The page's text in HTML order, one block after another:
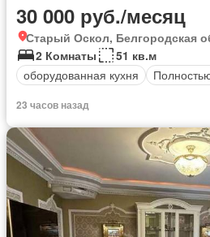
30 000 руб./месяц
Старый Оскол, Белгородская
2 Комнаты
51 кв.м
оборудованная кухня
23 часов назад